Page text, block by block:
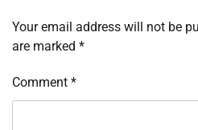
Your email address will not be
are marked *
Comment *